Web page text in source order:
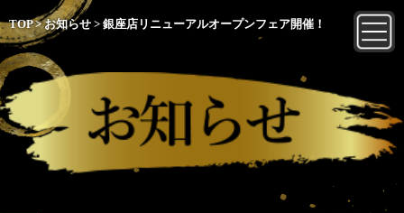
TOP>お知らせ > 銀座店リニューアルオープンフェア開催！